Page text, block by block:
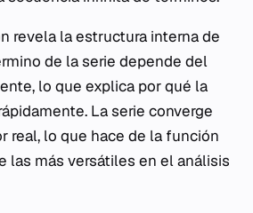
revela la estructura interna de
de la serie depende del
lo que explica por qué la
La serie converge
real, lo que hace de la función
las más versátiles en el análisis